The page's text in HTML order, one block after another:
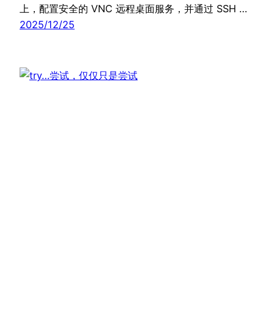
上，配置安全的 VNC 远程桌面服务，并通过 SSH …
2025/12/25